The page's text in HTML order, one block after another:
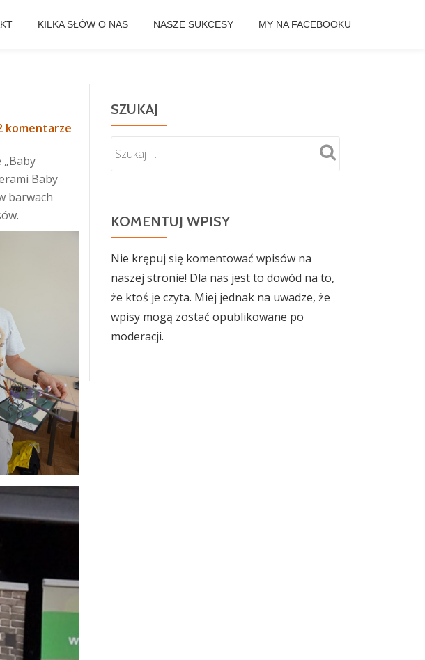
KILKA SŁÓW O NAS NASZE SUKCESY MY NA FACEBOOKU
komentarze
Baby
barwach
SZUKAJ
KOMENTUJ WPISY
Nie krępuj się komentować wpisów na
naszej stronie! Dla nas jest to dowód na to,
że ktoś je czyta. Miej jednak na uwadze, że
wpisy mogą zostać opublikowane po
moderacji.